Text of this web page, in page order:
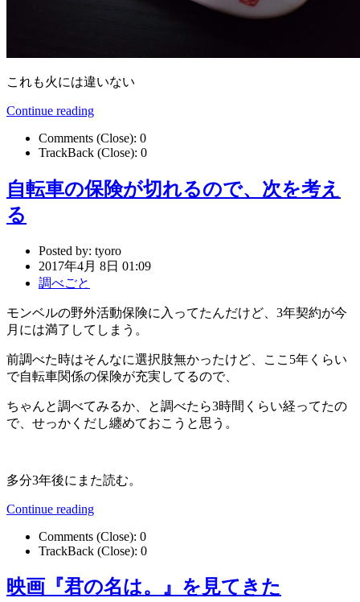
これも火には違いない
Continue reading
Comments (Close): 0
TrackBack (Close): 0
自転車の保険が切れるので、次を考え
る
Posted by: tyoro
2017年4月 8日 01:09
調べごと
モンベルの野外活動保険に入ってたんだけど、3年契約が今
月には満了してしまう。
前調べた時はそんなに選択肢無かったけど、ここ5年くらい
で自転車関係の保険が充実してるので、
ちゃんと調べてみるか、と調べたら3時間くらい経ってたの
で、せっかくだし纏めておこうと思う。
多分3年後にまた読む。
Continue reading
Comments (Close): 0
TrackBack (Close): 0
映画『君の名は。』を見てきた